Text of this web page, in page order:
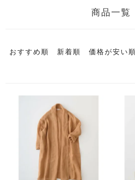
商品一覧
おすすめ順 新着順 価格が安い順